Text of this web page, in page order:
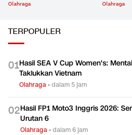
Olahraga Olahraga
TERPOPULER
01Hasil SEA V Cup Women's:
Taklukkan Vietnam
Olahraga •dalam 5 jam
02Hasil FP1 Moto3 Inggris 2026:
Urutan 6
Olahraga •dalam 6 jam